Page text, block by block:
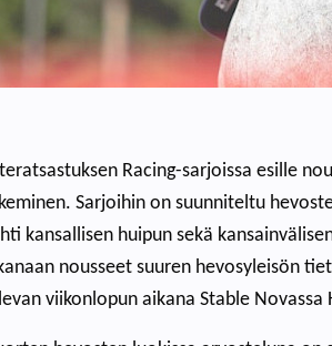
Racing-sarjoissa esille
Sarjoihin on suunniteltu
kansallisen huipun sekä
nousseet suuren hevosyleisön
viikonlopun aikana Stable Novassa